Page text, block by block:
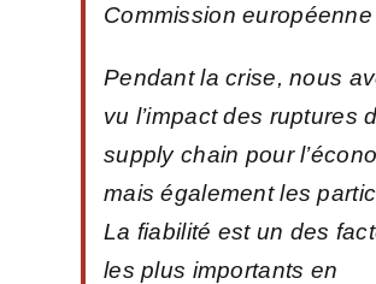
Commission européenne
Pendant la crise, nous
vu l’impact des ruptures
supply chain pour
mais également les
La fiabilité est un des
les plus importants en